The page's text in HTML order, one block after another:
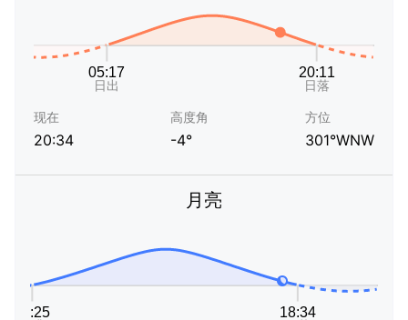
现在
20:34
高度角
-4°
方位
301°WNW
月亮